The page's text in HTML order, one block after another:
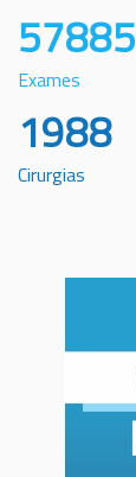
57885
Exames
1988
Cirurgias